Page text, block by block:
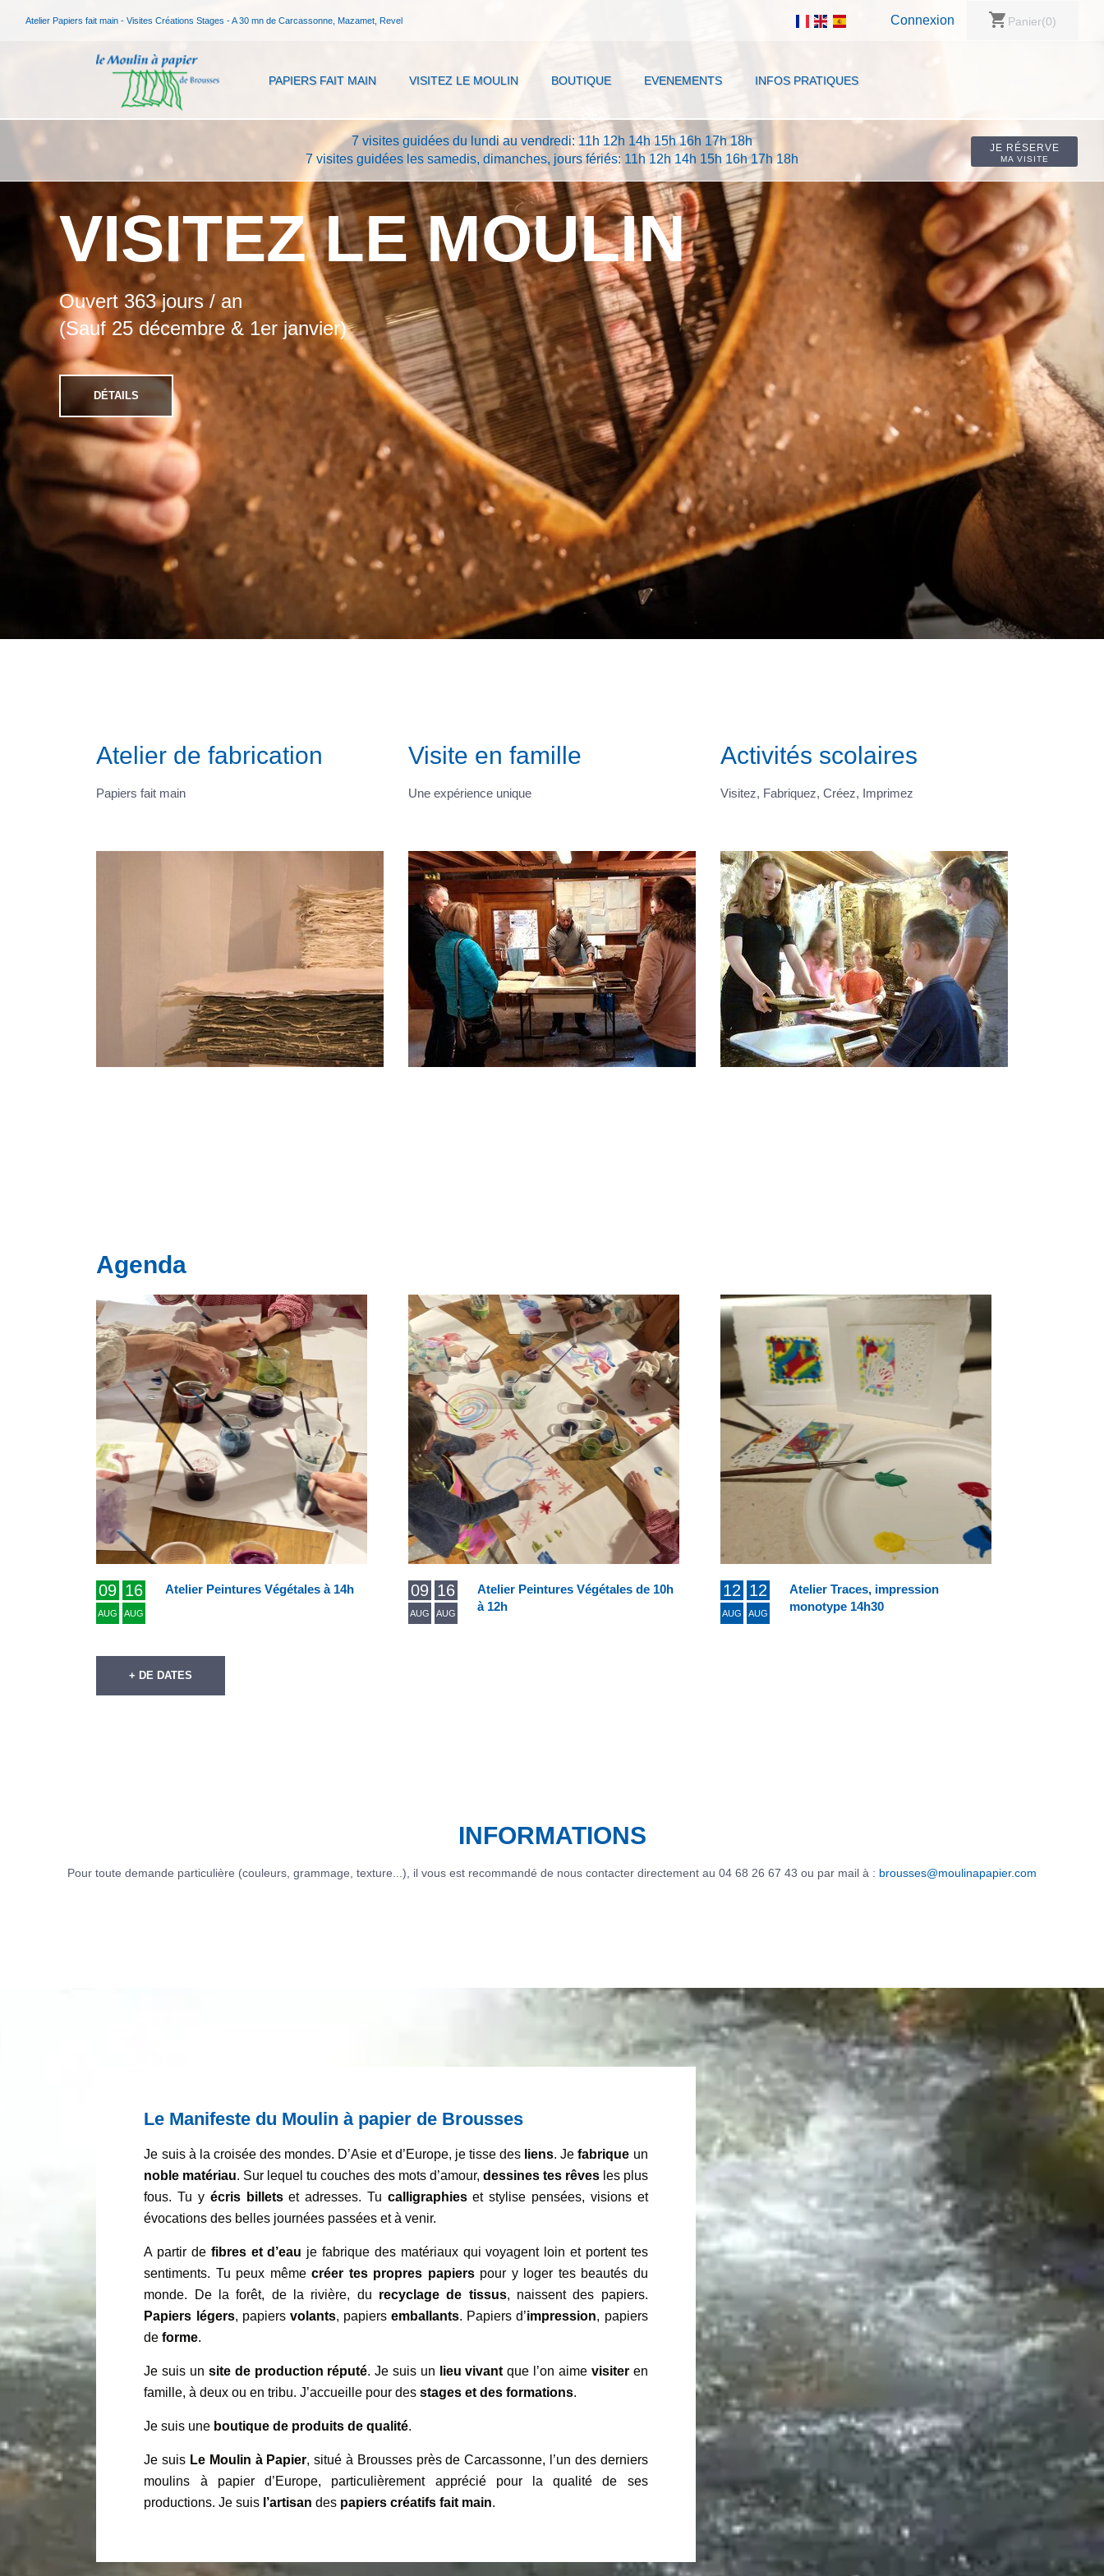
Atelier Papiers fait main - Visites Créations Stages - A 30 mn de Carcassonne, Mazamet, Revel Connexion shopping_cart Panier(0)
JE RÉSERVE
MA VISITE
PAPIERS FAIT MAIN VISITEZ LE MOULIN BOUTIQUE EVENEMENTS INFOS PRATIQUES
7 visites guidées du lundi au vendredi: 11h 12h 14h 15h 16h 17h 18h
7 visites guidées les samedis, dimanches, jours fériés: 11h 12h 14h 15h 16h 17h 18h
VISITEZ LE MOULIN
Ouvert 363 jours / an
(Sauf 25 décembre & 1er janvier)
DÉTAILS
Atelier de fabrication
Papiers fait main
Visite en famille
Une expérience unique
Activités scolaires
Visitez, Fabriquez, Créez, Imprimez
Agenda
09
AUG
16
AUG
Atelier Peintures Végétales à 14h 09
AUG
16
AUG
Atelier Peintures Végétales de 10h
à 12h
12
AUG
12
AUG
Atelier Traces, impression
monotype 14h30
+ DE DATES
INFORMATIONS
Pour toute demande particulière (couleurs, grammage, texture...), il vous est recommandé de nous contacter directement au 04 68 26 67 43 ou par mail à : brousses@moulinapapier.com
Le Manifeste du Moulin à papier de Brousses
Je suis à la croisée des mondes. D’Asie et d’Europe, je tisse des liens. Jefabrique un
noble matériau. Sur lequel tu couches des mots d’amour, dessines tes rêvesles plus
fous. Tu y écris billetset adresses. Tu calligraphieset stylise pensées, visions et
évocations des belles journées passées et à venir.
A partir de fibres et d’eau je fabrique des matériaux qui voyagent loin et portent tes
sentiments. Tu peux mêmecréer tes propres papierspour y loger tes beautés du
monde. De la forêt, de la rivière, du recyclage de tissus, naissent des papiers.
Papiers légers, papiers volants, papiersemballants. Papiers d’impression, papiers
deforme.
Je suis un site de production réputé. Je suis un lieu vivant que l’on aime visiteren
famille, à deux ou en tribu. J’accueille pour desstages et des formations.
Je suis une boutique de produits de qualité.
Je suis Le Moulin à Papier, situé à Brousses près de Carcassonne, l’un des derniers
moulins à papier d’Europe, particulièrement apprécié pour la qualité de ses
productions. Je suis l’artisan des papiers créatifs fait main.